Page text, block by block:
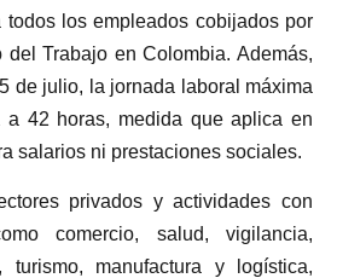
los empleados cobijados por
Trabajo en Colombia. Además,
de julio, la jornada laboral máxima
a 42 horas, medida que aplica en
salarios ni prestaciones sociales.
privados y actividades con
comercio, salud, vigilancia,
turismo, manufactura y logística,